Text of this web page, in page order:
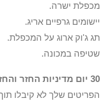
מכפלת ישרה.
יישומים גרפיים אריג.
תג ג'וק ארוג על המכפלת.
שטיפה במכונה.
30 יום מדיניות החזר והחזר כספי